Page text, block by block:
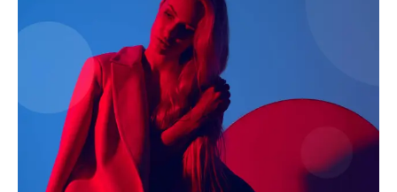
Contact us
Subscription Plans
My account